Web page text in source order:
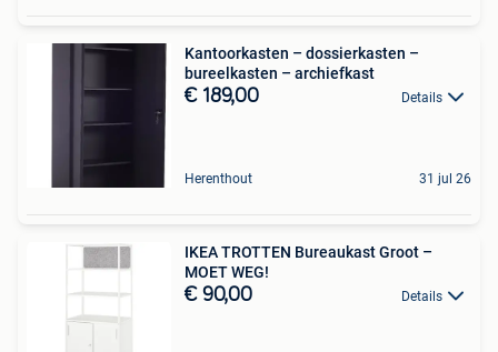
Kantoorkasten – dossierkasten –
bureelkasten – archiefkast
€ 189,00 Details
Herenthout 31 jul 26
IKEA TROTTEN Bureaukast Groot –
MOET WEG!
€ 90,00 Details